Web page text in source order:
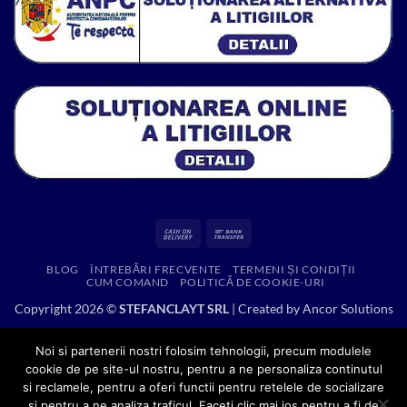
Cash
Delivery
BLOG ÎNTREBĂRI FRECVENTE
TERMENI ȘI CONDIȚII
CUM COMAND
POLITICĂ DE COOKIE-URI
Copyright 2026 ©STEFANCLAYT SRL| Created byAncor Solutions
Noi si partenerii nostri folosim tehnologii, precum modulele
cookie de pe site-ul nostru, pentru a ne personaliza continutul
si reclamele, pentru a oferi functii pentru retelele de socializare